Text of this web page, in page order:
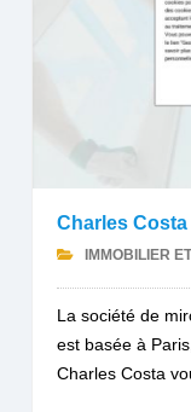
Charles Costa
IMMOBILIER
La société de
est basée à
Charles Costa